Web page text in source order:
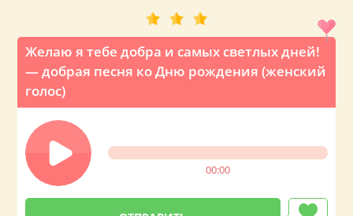
Желаю я тебе добра и самых светлых дней!
— добрая песня ко Дню рождения (женский
голос)
00:00